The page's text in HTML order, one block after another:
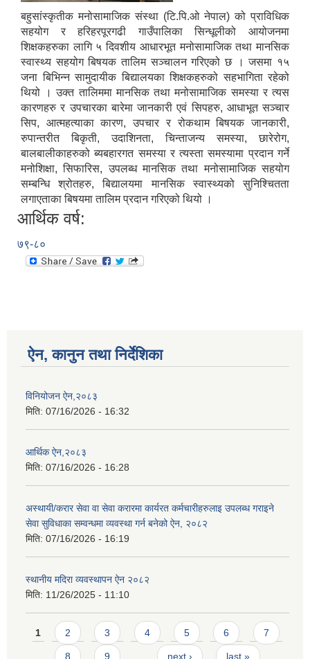
बहुसांस्कृतीक मनोसामाजिक संस्था (टि.पि.ओ नेपाल) को प्राविधिक
सहयोग र हरिहरपूरगढी गाउँपालिका सिन्धूलीको आयोजनमा
शिक्षकहरुका लागि ५ दिवशीय आधारभूत मनोसामाजिक तथा मानसिक
स्वास्थ्य सहयोग बिषयक तालिम सञ्चालन गरिएको छ । जसमा १५
जना बिभिन्न सामुदायीक बिद्यालयका शिक्षकहरुको सहभागिता रहेको
थियो । उक्त तालिममा मानसिक तथा मनोसामाजिक समस्या र त्यस
कारणहरु र उपचारका बारेमा जानकारी एवं सिपहरु, आधाभूत सञ्चार
सिप, आत्महत्याका कारण, उपचार र रोकथाम बिषयक जानकारी,
रुपान्तरीत बिकृती, उदाशिनता, चिन्ताजन्य समस्या, छारेरोग,
बालबालीकाहरुको ब्यबहारगत समस्या र त्यस्ता समस्यामा प्रदान गर्ने
मनोशिक्षा, सिफारिस, उपलब्ध मानसिक तथा मनोसामाजिक सहयोग
सम्बन्धि श्रोतहरु, बिद्यालयमा मानसिक स्वास्थ्यको सुनिश्चितता
लगाएताका बिषयमा तालिम प्रदान गरिएको थियो ।
आर्थिक वर्ष:
७९-८०
ऐन, कानुन तथा निर्देशिका
विनियोजन ऐन,२०८३
मिति: 07/16/2026 - 16:32
आर्थिक ऐन,२०८३
मिति: 07/16/2026 - 16:28
अस्थायी/करार सेवा वा सेवा करारमा कार्यरत कर्मचारीहरुलाइ उपलब्ध गराइने
सेवा सुविधाका सम्वन्धमा व्यवस्था गर्न बनेको ऐन, २०८२
मिति: 07/16/2026 - 16:19
स्थानीय मदिरा व्यवस्थापन ऐन २०८२
मिति: 11/26/2025 - 11:10
Pages
1 2 3 4 5 6 7
8 9 next › last »